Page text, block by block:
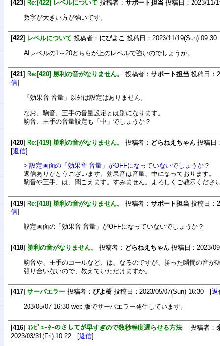
[423] Re:[422] レベルについて 投稿者： サポート担当 投稿日：2023/11/
数字が大きい方が強いです。
[422] レベルについて 投稿者： にぴよこ 投稿日：2023/11/19(Sun)
AIレベルの1～20どちらが上のレベルで強いのでしょうか。
[421] Re:[420] 勝利の音がなりません。 投稿者： サポート担当 投稿日：
信]
「効果音 音量」以外は設定はありません。
なお、駒音、王手の音量設定とは別になります。
駒音、王手の音量設定も「中」でしょうか？
[420] Re:[419] 勝利の音がなりません。 投稿者： どらねえちゃん 投稿日
[返信]
> 設定画面の「効果音 音量」がOFFになっていないでしょうか？
返信ありがとうございます。効果音は音量、中になっております。
駒音や王手、は、聞こえます。すみません。よろしくご教示くださ
[419] Re:[418] 勝利の音がなりません。 投稿者： サポート担当 投稿日：
信]
設定画面の「効果音 音量」がOFFになっていないでしょうか？
[418] 勝利の音がなりません。 投稿者： どらねえちゃん 投稿日：2023/
駒音や、王手のコールなど、は、なるのですが、勝った瞬間の音が
張り合いないので、教えていただけますか。
[417] サーバエラー 投稿者： ぴよ樹 投稿日：2023/05/07(Sun) 16:30 [返
203/05/07 16:30 web 版でサーバエラー発生しています。
[416] ｺﾝﾋﾟｭｰﾀｰのさしてが早すぎので数秒程度遅らせる方法 投稿者：
2023/03/31(Fri) 10:22 [返信]